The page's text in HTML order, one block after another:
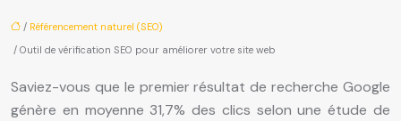
/ Référencement naturel (SEO)
/ Outil de vérification SEO pour améliorer votre site web
Saviez-vous que le premier résultat de recherche Google
génère en moyenne 31,7% des clics selon une étude de